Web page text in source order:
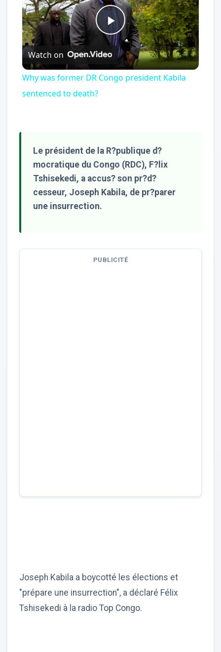
Play
Video
Watch on
Why was former DR Congo president Kabila
sentenced to death?
Le président de la R?publique d?
mocratique du Congo (RDC), F?lix
Tshisekedi, a accus? son pr?d?
cesseur, Joseph Kabila, de pr?parer
une insurrection.
PUBLICITÉ
Joseph Kabila a boycotté les élections et
"prépare une insurrection", a déclaré Félix
Tshisekedi à la radio Top Congo.